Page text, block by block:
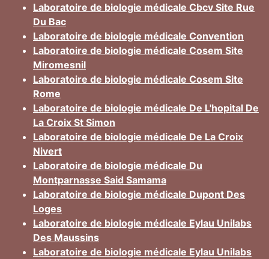
Laboratoire de biologie médicale Cbcv Site Rue
Du Bac
Laboratoire de biologie médicale Convention
Laboratoire de biologie médicale Cosem Site
Miromesnil
Laboratoire de biologie médicale Cosem Site
Rome
Laboratoire de biologie médicale De L'hopital De
La Croix St Simon
Laboratoire de biologie médicale De La Croix
Nivert
Laboratoire de biologie médicale Du
Montparnasse Said Samama
Laboratoire de biologie médicale Dupont Des
Loges
Laboratoire de biologie médicale Eylau Unilabs
Des Maussins
Laboratoire de biologie médicale Eylau Unilabs